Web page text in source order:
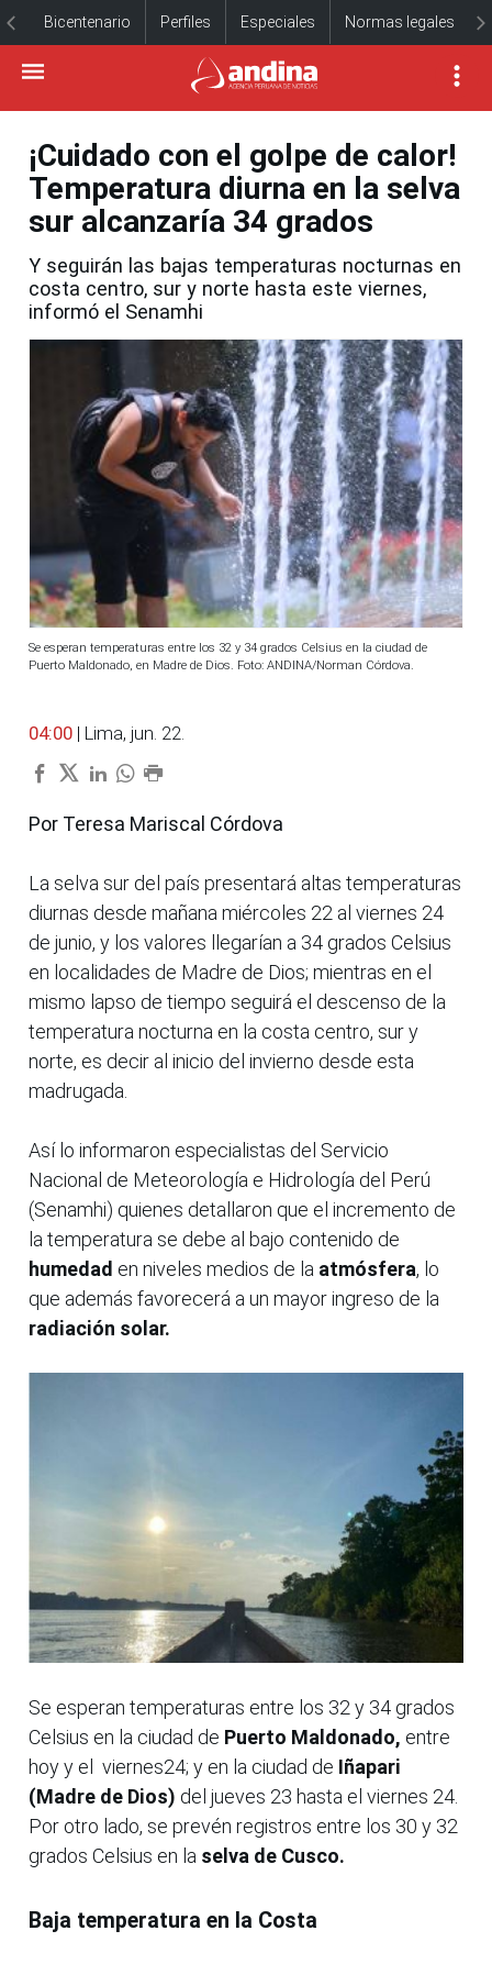
Bicentenario Perfiles Especiales Normas legales
¡Cuidado con el golpe de calor!
Temperatura diurna en la selva
sur alcanzaría 34 grados
Y seguirán las bajas temperaturas nocturnas en
costa centro, sur y norte hasta este viernes,
informó el Senamhi
Se esperan temperaturas entre los 32 y 34 grados Celsius en la ciudad de
Puerto Maldonado, en Madre de Dios. Foto: ANDINA/Norman Córdova.
04:00 | Lima, jun. 22.
Por Teresa Mariscal Córdova
La selva sur del país presentará altas temperaturas
diurnas desde mañana miércoles 22 al viernes 24
de junio, y los valores llegarían a 34 grados Celsius
en localidades de Madre de Dios; mientras en el
mismo lapso de tiempo seguirá el descenso de la
temperatura nocturna en la costa centro, sur y
norte, es decir al inicio del invierno desde esta
madrugada.
Así lo informaron especialistas del Servicio
Nacional de Meteorología e Hidrología del Perú
(Senamhi) quienes detallaron que el incremento de
la temperatura se debe al bajo contenido de
humedad en niveles medios de la atmósfera, lo
que además favorecerá a un mayor ingreso de la
radiación solar.
Se esperan temperaturas entre los 32 y 34 grados
Celsius en la ciudad de Puerto Maldonado, entre
hoy y el viernes24; y en la ciudad de Iñapari
(Madre de Dios) del jueves 23 hasta el viernes 24.
Por otro lado, se prevén registros entre los 30 y 32
grados Celsius en la selva de Cusco.
Baja temperatura en la Costa